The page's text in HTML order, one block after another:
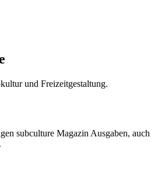
und Freizeitgestaltung.
subculture Magazin Ausgaben, auch